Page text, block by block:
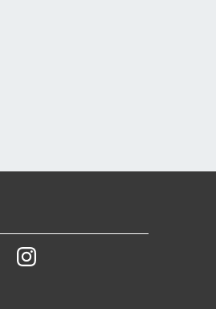
YoutubeInstagram